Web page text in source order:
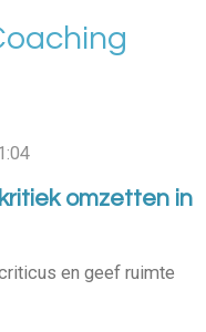
omzetten in
en geef ruimte